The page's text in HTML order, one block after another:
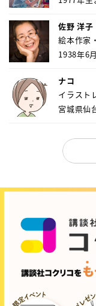
佐野 洋子
絵本作家
1938年6
ナコ
イラスト
宮城県仙